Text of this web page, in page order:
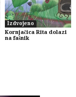
Izdvojeno
Kornjačica Rita dolazi
na fašnik